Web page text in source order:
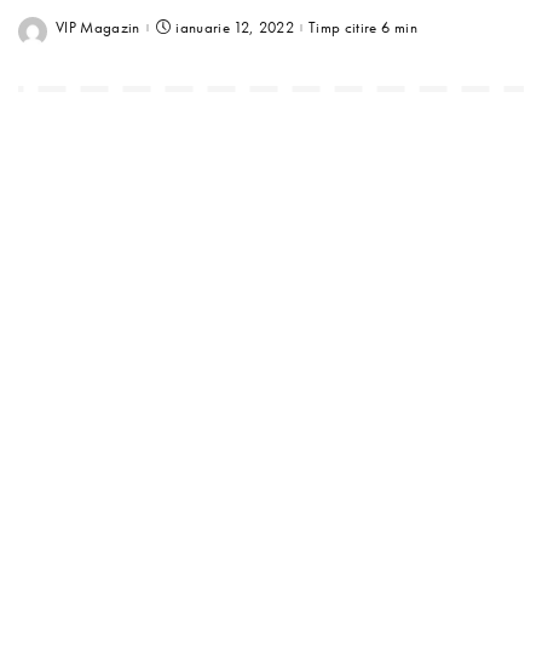
VIP Magazin ianuarie 12, 2022 Timp citire 6 min